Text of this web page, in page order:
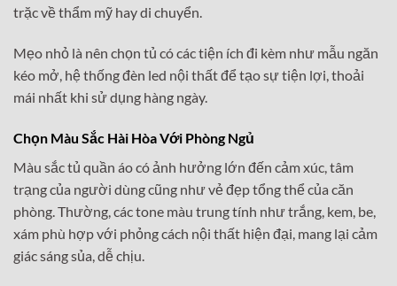
trặc về thẩm mỹ hay di chuyển.
Mẹo nhỏ là nên chọn tủ có các tiện ích đi kèm như mẫu ngăn
kéo mở, hệ thống đèn led nội thất để tạo sự tiện lợi, thoải
mái nhất khi sử dụng hàng ngày.
Chọn Màu Sắc Hài Hòa Với Phòng Ngủ
Màu sắc tủ quần áo có ảnh hưởng lớn đến cảm xúc, tâm
trạng của người dùng cũng như vẻ đẹp tổng thể của căn
phòng. Thường, các tone màu trung tính như trắng, kem, be,
xám phù hợp với phỏng cách nội thất hiện đại, mang lại cảm
giác sáng sủa, dễ chịu.